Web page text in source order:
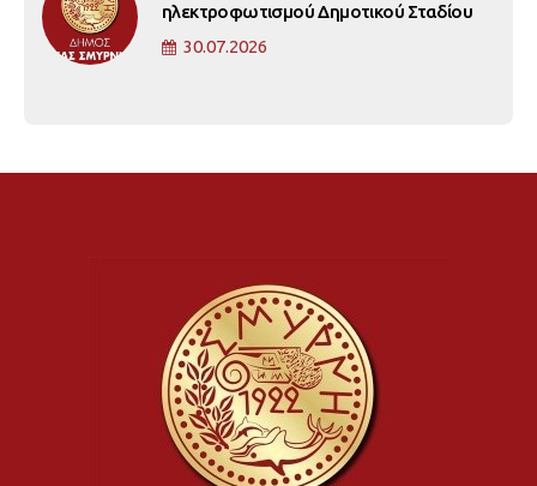
ηλεκτροφωτισμού Δημοτικού Σταδίου
30.07.2026